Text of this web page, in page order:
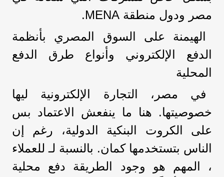
مصر ودول منطقة MENA.
الهيمنة على السوق المصري بأنظمة
الدفع الإلكتروني وأنواع طرق الدفع
المحلية
في مصر، التجارة الإلكترونية ليها
خصوصيتها. هنا ما ينفعش الاعتماد بس
على الكروت البنكية الدولية، رغم إن
الناس بتستخدمها كمان. بالنسبة لـ للعملاء
، المهم هو وجود الطريقة دفع محلية